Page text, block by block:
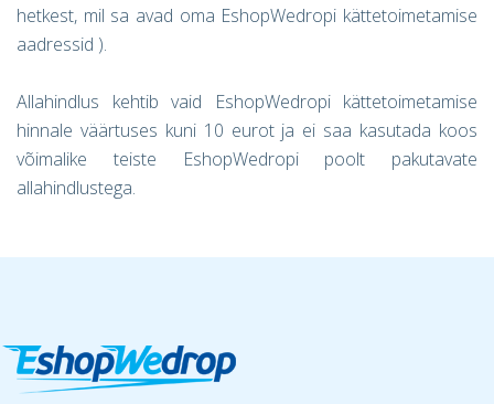
hetkest, mil sa avad oma EshopWedropi kättetoimetamise
aadressid ).
Allahindlus kehtib vaid EshopWedropi kättetoimetamise
hinnale väärtuses kuni 10 eurot ja ei saa kasutada koos
võimalike teiste EshopWedropi poolt pakutavate
allahindlustega.